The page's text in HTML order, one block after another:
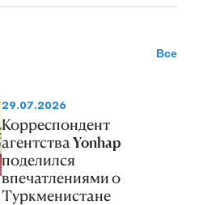
Все
29.07.2026
Корреспондент
агентства Yonhap
поделился
впечатлениями о
Туркменистане